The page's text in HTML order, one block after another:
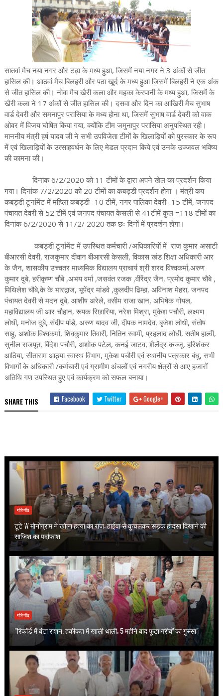
सातवां मैच नया नगर और टढ़ा के मध्य हुआ, जिसमें नया नगर ने 3 अंकों से जीत
हासिल की। आठवां मैच बिलहरी और पठा खूर्द के मध्य हुआ जिसमें बिलहरी ने एक अंक
से जीत हासिल की। नोवा मैच खैरी कला और महका केरपानी के मध्य हुआ, जिसमें के
खैरी कला ने 17 अंकों से जीत हासिल की। दसवा और दिन का आखिरी मैच सुभाष
वार्ड देवरी और समनापुर परासिया के मध्य होना था, जिसमें सुभाष वार्ड देवरी को वाक
ओवर में विजय घोषित किया गया, क्योंकि टीम जमुनापुर परासिया अनुपस्थित रही।
माननीय मंत्री हर्ष यादव जी ने सभी उपविजेता टीमों के खिलाड़ियों को पुरस्कार के रूप
में एवं खिलाड़ियों के उत्साहवर्धन के लिए मेडल प्रदान किये एवं उनके उज्जवल भविष्य
की कामना की।
दिनांक 6/2/2020 को 11 टीमों के द्वारा अपने खेल का प्रदर्शन किया
गया। दिनांक 7/2/2020 को 20 टीमों का कबड्डी प्रदर्शन होगा । मंत्री कप
कबड्डी टूर्नामेंट में महिला कबड्डी- 10 टीमें, नगर पालिका देवरी- 15 टीमें, जनपद
पंचायत देवरी से 52 टीमें एवं जनपद पंचायत केसली से 41टीमें कुल =118 टीमों का
दिनांक 6/2/2020 से 11/2/ 2020 तक छः दिनों में प्रदर्शन होगा।
कबड्डी टूर्नामेंट में उपस्थित कर्मचारी /अधिकारियों में राज कुमार असाटी
बीआरसी देवरी, राजकुमार दीवान बीआरसी केसली, विकास खंड शिक्षा अधिकारी आर
के जैन, शासकीय उच्चतर माध्यमिक विद्यालय प्राचार्य श्री शरद विश्वकर्मा,अरुण
कुमार दुबे, हरीकृष्ण चौबे ,अभय वर्मा ,जसवंत रजक ,वीरेंद्र जैन, प्रमोद कुमार चौबे ,
मिथिलेश चौबे,के के भारद्वाज, भूपेंद्र मांडवे ,कुलदीप ढिम्हा, अविनाश मेहरा, जनपद
पंचायत देवरी से मदन दुबे, आशीष अरेले, वसीम राजा खान, अभिषेक गोयल,
महाविद्यालय जी आर चौहान, रूपक रिछारिया, नरेश मिश्रा, मुकेश पचौरी, लक्ष्मण
लोधी, मनोज दुबे, संदीप पांडे, अरुण यादव जी, दीपक नामदेव, बृजेश लोधी, संतोष
साहू, अशोक विश्वकर्मा, शिवकुमार तिवारी, नितिन स्वामी, प्रहलाद लोधी, सतीष हाल्वी,
सुनील राजपूत, बिंदेश पचौरी, अशोक पटेल, कनई जाटव, शैलेंद्र कज्जू, हरिशंकर
आठिया, सीताराम आठ्या स्वास्थ विभाग, मुकेश पचौरी एवं स्थानीय पत्रकार बंधु, सभी
विभागों के अधिकारी /कर्मचारी एवं ग्रामीण अंचलों एवं नगरीय क्षेत्रों से आए हजारों
अतिथि गण उपस्थित हुए एवं कार्यक्रम को सफल बनाया।
SHARE THIS Facebook Twitter Google+
गोटेगाँव
टूटे 'A' मोनोग्राम ने खोला हत्या का राज: हाईवा से कुचलकर सड़क हादसा दिखाने की
साजिश का पर्दाफाश
गोटेगाँव
"रिकॉर्ड में बंटा राशन, हकीकत में खाली थाली; 5 महीने बाद फूटा गरीबों का गुस्सा"